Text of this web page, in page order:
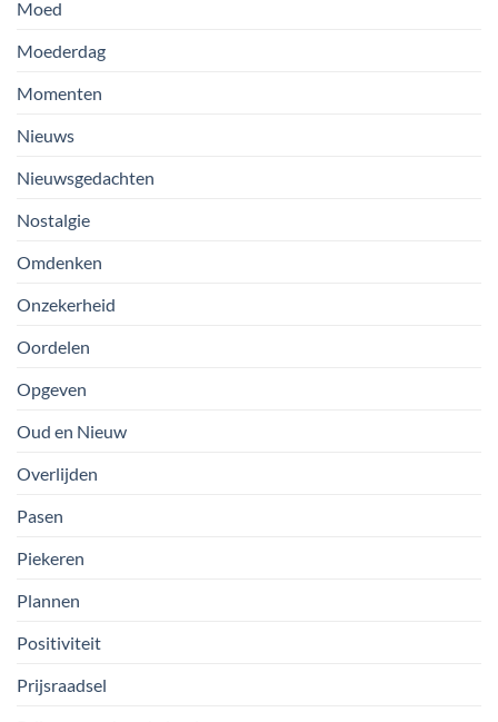
Moed
Moederdag
Momenten
Nieuws
Nieuwsgedachten
Nostalgie
Omdenken
Onzekerheid
Oordelen
Opgeven
Oud en Nieuw
Overlijden
Pasen
Piekeren
Plannen
Positiviteit
Prijsraadsel